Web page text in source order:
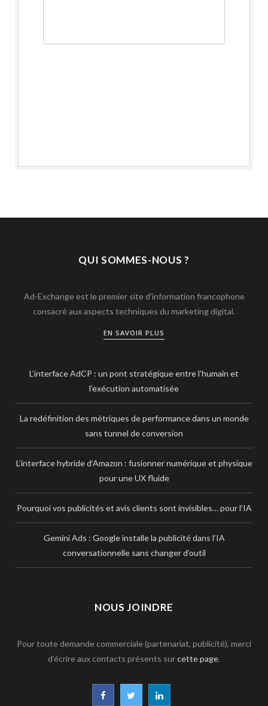
QUI SOMMES-NOUS ?
Ad-Exchange est le premier site d’information francophone
consacré aux aspects techniques du marketing digital.
EN SAVOIR PLUS
L’interface AdCP : un pont stratégique entre l’humain et
l’exécution automatisée
La redéfinition des métriques de performance dans un monde
sans tunnel de conversion
L’interface hybride d’Amazon : fusionner numérique et physique
pour une UX fluide
Pourquoi vos publicités et avis clients sont invisibles… pour l’IA
Gemini Ads : Google installe la publicité dans l’IA
conversationnelle sans changer d’outil
NOUS JOINDRE
Pour toute demande commerciale (partenariat, publicité), merci
d’écrire aux contacts présents surcette page.
F L